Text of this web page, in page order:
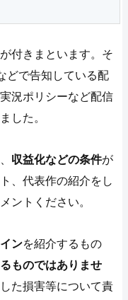
付きまといます。そ
どで告知している配
況ポリシーなど配信
した。
収益化などの条件が
、代表作の紹介をし
ントください。
ンを紹介するもの
ものではありませ
た損害等について責